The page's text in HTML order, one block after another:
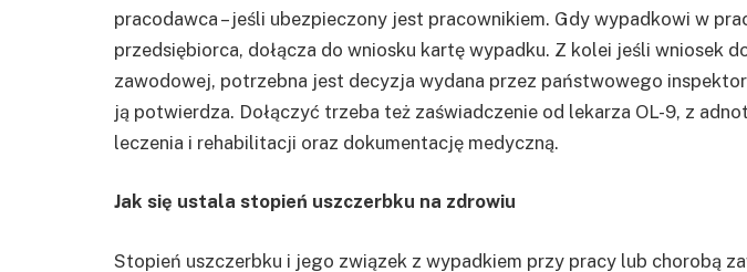
pracodawca – jeśli ubezpieczony jest pracownikiem. Gdy wypadkowi w
przedsiębiorca, dołącza do wniosku kartę wypadku. Z kolei jeśli wniosek
zawodowej, potrzebna jest decyzja wydana przez państwowego
ją potwierdza. Dołączyć trzeba też zaświadczenie od lekarza OL-9, z
leczenia i rehabilitacji oraz dokumentację medyczną.
Jak się ustala stopień uszczerbku na zdrowiu
Stopień uszczerbku i jego związek z wypadkiem przy pracy lub chorobą